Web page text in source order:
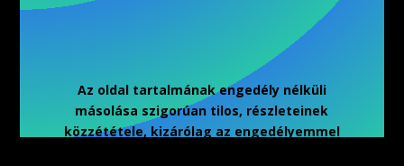
Az oldal tartalmának engedély nélküli
másolása szigorúan tilos, részleteinek
közzététele, kizárólag az engedélyemmel